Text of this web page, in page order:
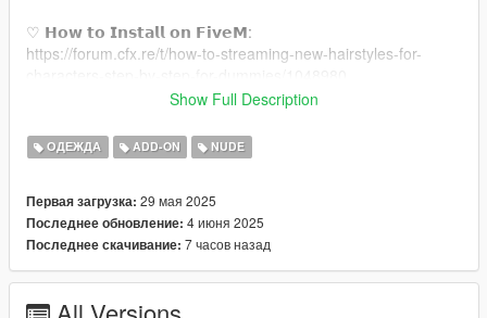
♡ 𝗛𝗼𝘄 𝘁𝗼 𝗜𝗻𝘀𝘁𝗮𝗹𝗹 𝗼𝗻 𝗙𝗶𝘃𝗲𝗠:
https://forum.cfx.re/t/how-to-streaming-new-hairstyles-for-
https://nitropanic.tumblr.com/post/176455296419/info-
download-xx-no-adflu
Show Full Description
ОДЕЖДА ADD-ON NUDE
Первая загрузка: 29 мая 2025
Последнее обновление: 4 июня 2025
Последнее скачивание: 7 часов назад